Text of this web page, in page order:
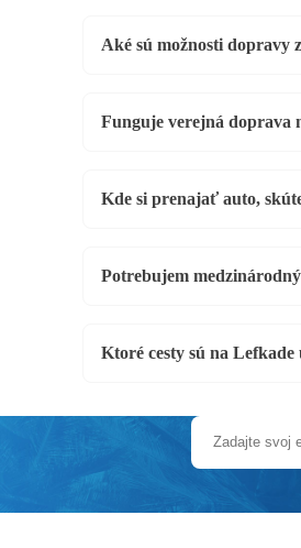
Aké sú možnosti dopravy
Funguje verejná doprava
Kde si prenajať auto,
Potrebujem
Ktoré cesty sú na Lefkade